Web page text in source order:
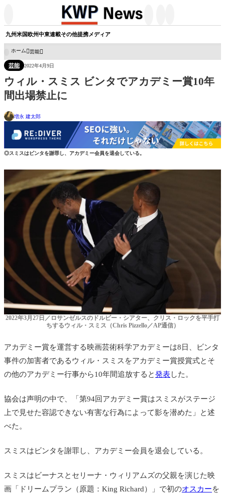
九州米国欧州中東連載その他提携メディア
ホーム 芸能
芸能 2022年4月9日
ウィル・スミス ビンタでアカデミー賞10年
間出場禁止に
増永 建太郎
◎スミスはビンタを謝罪し、アカデミー会員を退会している。
2022年3月27日／ロサンゼルスのドルビー・シアター、クリス・ロックを平手打
ちするウィル・スミス（Chris Pizzello／AP通信）
アカデミー賞を運営する映画芸術科学アカデミーは8日、ビンタ
事件の加害者であるウィル ・スミスをアカデミー賞授賞式とそ
の他のアカデミー行事から10年間追放すると発表した。
協会は声明の中で、「第94回アカデミー賞はスミスがステージ
上で見せた容認できない有害な行為によって影を潜めた」と述
べた。
スミスはビンタを謝罪し、アカデミー会員を退会している。
スミスはビーナスとセリーナ・ウィリアムズの父親を演じた映
画 「ドリームプラン（原題：King Richard）」で初のオスカーを